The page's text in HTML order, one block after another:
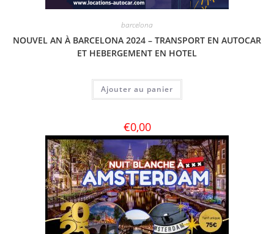
barcelona
NOUVEL AN À BARCELONA 2024 – TRANSPORT EN AUTOCAR
ET HEBERGEMENT EN HOTEL
Ajouter au panier
€0,00